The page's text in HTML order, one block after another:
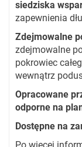
siedziska
zapewnienia
Zdejmowalne
zdejmowalne
pokrowiec
wewnątrz
Opracowane
odporne na
Dostępne na